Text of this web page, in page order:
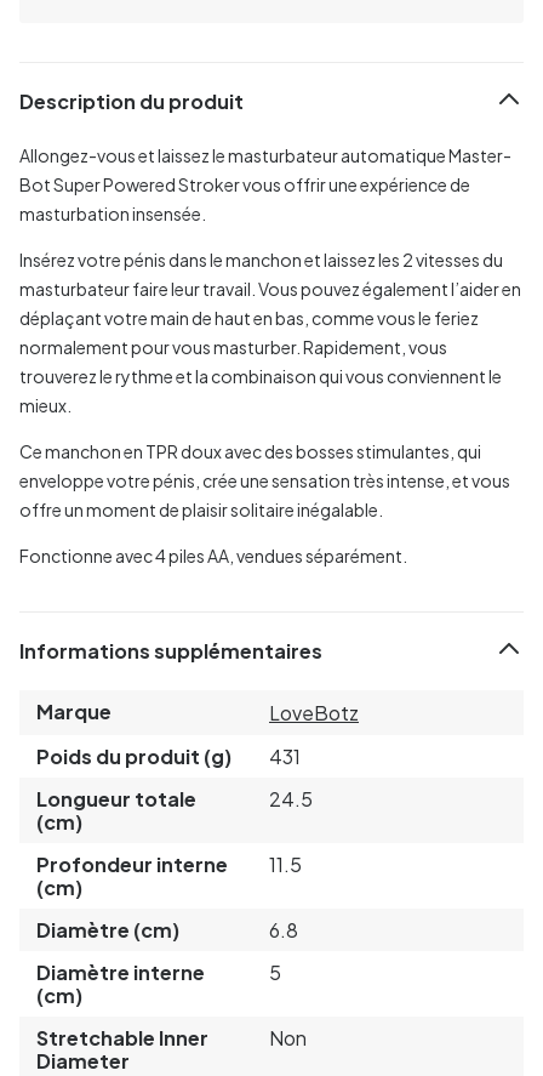
Description du produit
Allongez-vous et laissez le masturbateur automatique Master-
Bot Super Powered Stroker vous offrir une expérience de
masturbation insensée.
Insérez votre pénis dans le manchon et laissez les 2 vitesses du
masturbateur faire leur travail. Vous pouvez également l’aider en
déplaçant votre main de haut en bas, comme vous le feriez
normalement pour vous masturber. Rapidement, vous
trouverez le rythme et la combinaison qui vous conviennent le
mieux.
Ce manchon en TPR doux avec des bosses stimulantes, qui
enveloppe votre pénis, crée une sensation très intense, et vous
offre un moment de plaisir solitaire inégalable.
Fonctionne avec 4 piles AA, vendues séparément.
Informations supplémentaires
Marque
LoveBotz
Poids du produit (g)
431
Longueur totale
(cm)
24.5
Profondeur interne
(cm)
11.5
Diamètre (cm)
6.8
Diamètre interne
(cm)
5
Stretchable Inner
Diameter
Non